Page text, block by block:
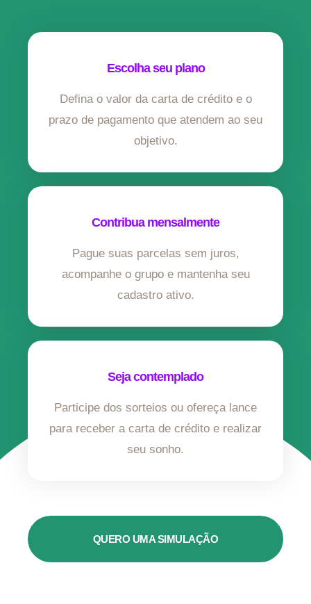
Escolha seu plano
Defina o valor da carta de crédito e o
prazo de pagamento que atendem ao seu
objetivo.
Contribua mensalmente
Pague suas parcelas sem juros,
acompanhe o grupo e mantenha seu
cadastro ativo.
Seja contemplado
Participe dos sorteios ou ofereça lance
para receber a carta de crédito e realizar
seu sonho.
QUERO UMA SIMULAÇÃO